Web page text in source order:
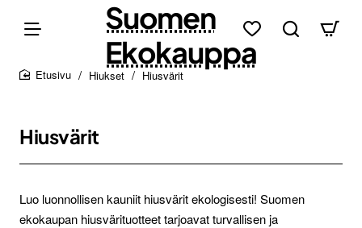
Suomen
Ekokauppa
Hiukset Hiusvärit
Hiusvärit
Luo luonnollisen kauniit hiusvärit ekologisesti! Suomen
ekokaupan hiusvärituotteet tarjoavat turvallisen ja